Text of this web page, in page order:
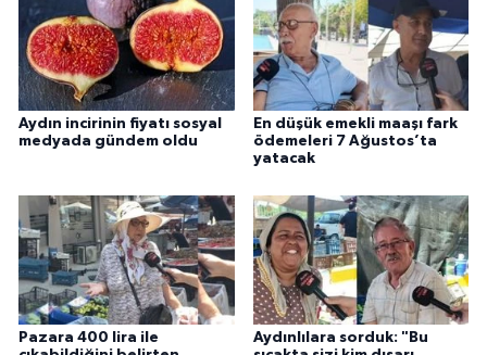
Aydın incirinin fiyatı sosyal
medyada gündem oldu
En düşük emekli maaşı fark
ödemeleri 7 Ağustos’ta
yatacak
Pazara 400 lira ile
Aydınlılara sorduk: "Bu
MUĞLA
UŞAK
YURT